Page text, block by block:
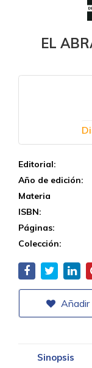
EL
Editorial:
Año de edición:
Materia
ISBN:
Páginas:
Colección:
Sinopsis